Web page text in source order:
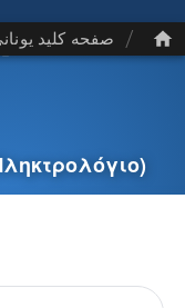
/ صفحه کلید